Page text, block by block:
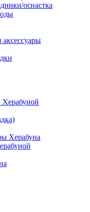
оснастка
Херабуна